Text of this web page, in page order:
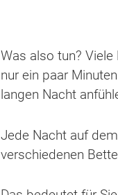
Was also tun?
nur ein paar
langen Nacht
Jede Nacht auf
verschiedenen